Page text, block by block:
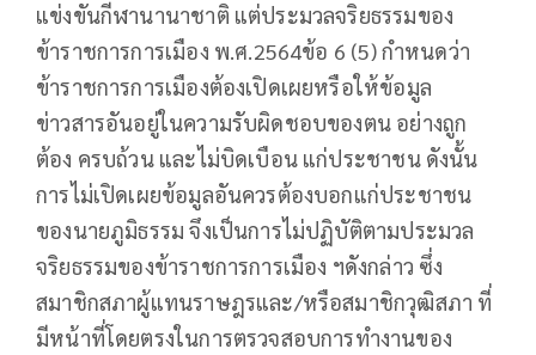
แข่งขันกีฬานานาชาติ แต่ประมวลจริยธรรมของ
ข้าราชการการเมือง พ.ศ.2564ข้อ 6 (5) กำหนดว่า
ข้าราชการการเมืองต้องเปิดเผยหรือให้ข้อมูล
ข่าวสารอันอยู่ในความรับผิดชอบของตน อย่างถูก
ต้อง ครบถ้วน และไม่บิดเบือน แก่ประชาชน ดังนั้น
การไม่เปิดเผยข้อมูลอันควรต้องบอกแก่ประชาชน
ของนายภูมิธรรม จึงเป็นการไม่ปฏิบัติตามประมวล
จริยธรรมของข้าราชการการเมือง ฯดังกล่าว ซึ่ง
สมาชิกสภาผู้แทนราษฎรและ/หรือสมาชิกวุฒิสภา ที่
มีหน้าที่โดยตรงในการตรวจสอบการทำงานของ